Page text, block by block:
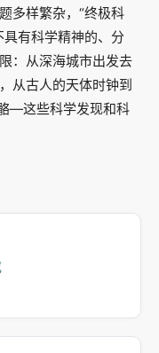
多样繁杂，“终极科
有科学精神的、分
：从深海城市出发去
从古人的天体时钟到
—这些科学发现和科